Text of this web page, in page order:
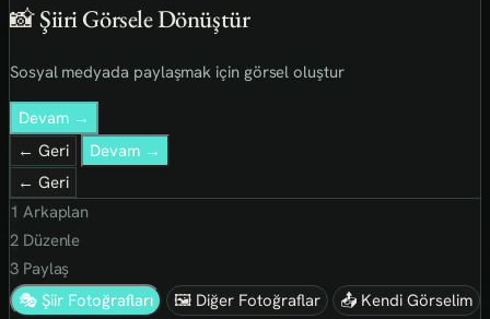
📸 Şiiri Görsele Dönüştür
Sosyal medyada paylaşmak için görsel oluştur
Devam →
← Geri
Devam →
← Geri
1 Arkaplan
2Düzenle
3Paylaş
🎭 Şiir Fotoğrafları
🖼 Diğer Fotoğraflar 📤 Kendi Görselim